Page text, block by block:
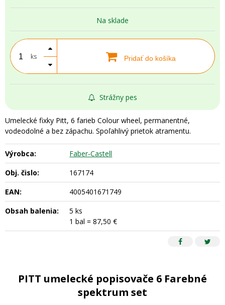
Na sklade
ks Pridať do košíka
Strážny pes
Umelecké fixky Pitt, 6 farieb Colour wheel, permanentné,
vodeodolné a bez zápachu. Spoľahlivý prietok atramentu.
Výrobca:
Faber-Castell
Obj. čislo:
167174
EAN:
4005401671749
Obsah balenia:
5 ks
1 bal = 87,50 €
PITT umelecké popisovače 6 Farebné
spektrum set